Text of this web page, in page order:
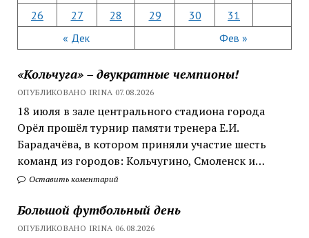
« Дек Фев »
26
27 28 29 30 31
«Кольчуга» – двукратные чемпионы!
ОПУБЛИКОВАНО IRINA 07.08.2026
18 июля в зале центрального стадиона города
Орёл прошёл турнир памяти тренера Е.И.
Барадачёва, в котором приняли участие шесть
команд из городов: Кольчугино, Смоленск и…
Оставить коментарий
Большой футбольный день
ОПУБЛИКОВАНО IRINA 06.08.2026